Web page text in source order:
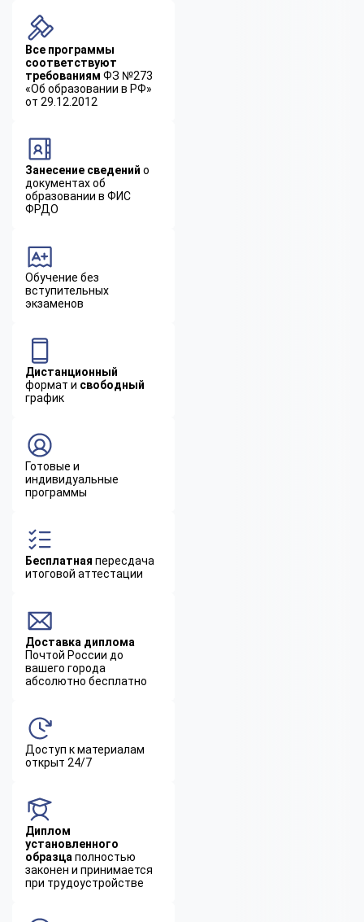
Все программы
соответствуют
требованиям ФЗ №273
«Об образовании в РФ»
от 29.12.2012
Занесение сведений о
документах об
образовании в ФИС
ФРДО
Обучение без
вступительных
экзаменов
Дистанционный
формат и свободный
график
Готовые и
индивидуальные
программы
Бесплатная пересдача
итоговой аттестации
Доставка диплома
Почтой России до
вашего города
абсолютно бесплатно
Доступ к материалам
открыт 24/7
Диплом
установленного
образца полностью
законен и принимается
при трудоустройстве